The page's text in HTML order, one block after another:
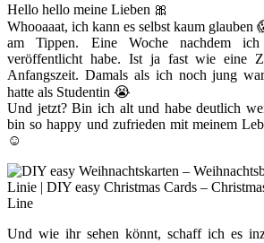
Hello hello meine Lieben 🎀
Whooaaat, ich kann es selbst kaum glauben
am Tippen. Eine Woche nachdem
veröffentlicht habe. Ist ja fast wie eine
Anfangszeit. Damals als ich noch jung
hatte als Studentin 😭
Und jetzt? Bin ich alt und habe deutlich
bin so happy und zufrieden mit meinem
☺️
Und wie ihr sehen könnt, schaff ich es